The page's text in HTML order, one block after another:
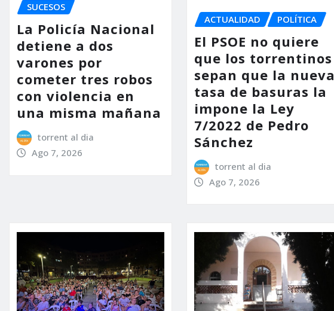
SUCESOS
La Policía Nacional
detiene a dos
varones por
cometer tres robos
con violencia en
una misma mañana
torrent al dia
Ago 7, 2026
ACTUALIDAD POLÍTICA
El PSOE no quiere
que los torrentinos
sepan que la nueva
tasa de basuras la
impone la Ley
7/2022 de Pedro
Sánchez
torrent al dia
Ago 7, 2026